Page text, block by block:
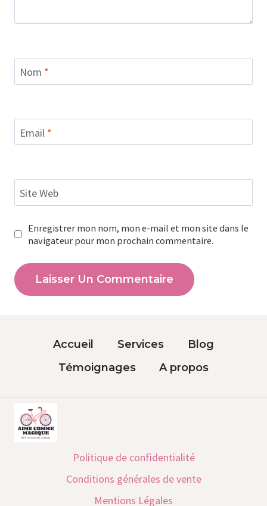
Nom *
Email *
Site Web
Enregistrer mon nom, mon e-mail et mon site dans le
navigateur pour mon prochain commentaire.
Accueil Services
Blog
Témoignages
A propos
Politique de confidentialité
Conditions générales de vente
Mentions Légales